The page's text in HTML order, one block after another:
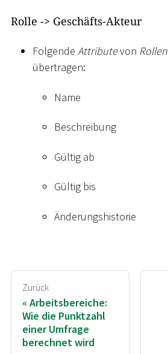
Rolle -> Geschäfts-Akteur
Folgende Attributevon Rollen
übertragen:
Name
Beschreibung
Gültig ab
Gültig bis
Änderungshistorie
Zurück
Arbeitsbereiche:
Wie die Punktzahl
einer Umfrage
berechnet wird